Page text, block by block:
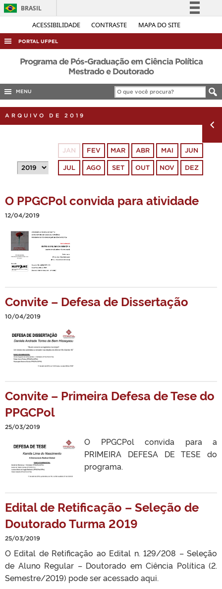
ACESSIBILIDADE CONTRASTE MAPA DO SITE
BRASIL
Simplifique!
Acesso à informação
Legislação
Canais
PORTAL UFPEL
ACESSO À INFORMAÇÃO
COBALTO
CONCURSOS
EDITAIS
INTERNACIONAL
PORTARIAS
Programa de Pós-Graduação em Ciência Política
Mestrado e Doutorado
MENU
ARQUIVO DE 2019
JAN FEV MAR ABR MAI JUN
JUL AGO SET OUT NOV DEZ
O PPGCPol convida para atividade
12/04/2019
Convite – Defesa de Dissertação
10/04/2019
Convite – Primeira Defesa de Tese do
PPGCPol
25/03/2019
O PPGCPol convida para a
PRIMEIRA DEFESA DE TESE do
programa.
Edital de Retificação – Seleção de
Doutorado Turma 2019
25/03/2019
O Edital de Retificação ao Edital n. 129/208 – Seleção
de Aluno Regular – Doutorado em Ciência Política (2.
Semestre/2019) pode ser acessado aqui.